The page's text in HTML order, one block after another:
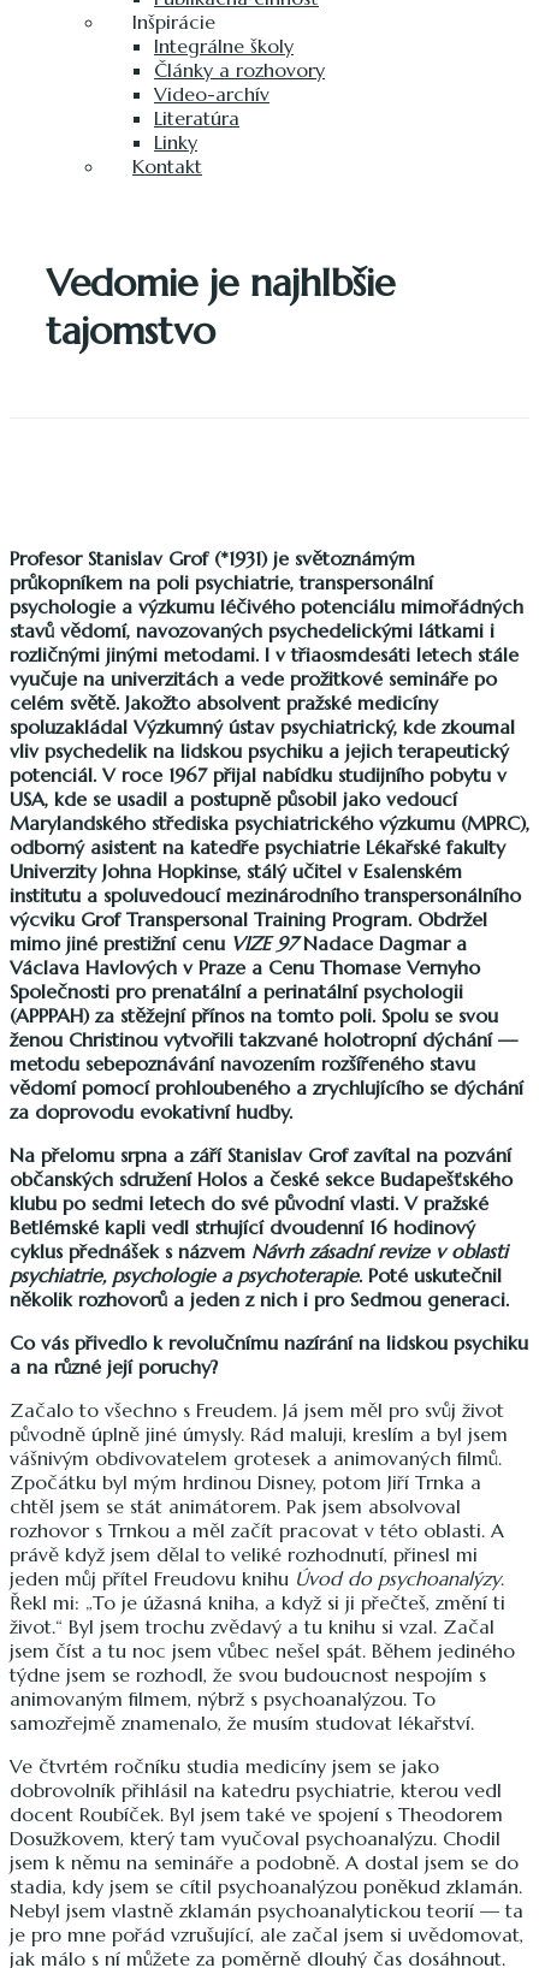
Inšpirácie
Integrálne školy
Články a rozhovory
Video-archív
Literatúra
Linky
Kontakt
Vedomie je najhlbšie
tajomstvo
Profesor Stanislav Grof (*1931) je světoznámým
průkopníkem na poli psychiatrie, transpersonální
psychologie a výzkumu léčivého potenciálu mimořádných
stavů vědomí, navozovaných psychedelickými látkami i
rozličnými jinými metodami. I v třiaosmdesáti letech stále
vyučuje na univerzitách a vede prožitkové semináře po
celém světě. Jakožto absolvent pražské medicíny
spoluzakládal Výzkumný ústav psychiatrický, kde zkoumal
vliv psychedelik na lidskou psychiku a jejich terapeutický
potenciál. V roce 1967 přijal nabídku studijního pobytu v
USA, kde se usadil a postupně působil jako vedoucí
Marylandského střediska psychiatrického výzkumu (MPRC),
odborný asistent na katedře psychiatrie Lékařské fakulty
Univerzity Johna Hopkinse, stálý učitel v Esalenském
institutu a spoluvedoucí mezinárodního transpersonálního
výcviku Grof Transpersonal Training Program. Obdržel
mimo jiné prestižní cenu VIZE 97Nadace Dagmar a
Václava Havlových v Praze a Cenu Thomase Vernyho
Společnosti pro prenatální a perinatální psychologii
(APPPAH) za stěžejní přínos na tomto poli. Spolu se svou
ženou Christinou vytvořili takzvané holotropní dýchání —
metodu sebepoznávání navozením rozšířeného stavu
vědomí pomocí prohloubeného a zrychlujícího se dýchání
za doprovodu evokativní hudby.
Na přelomu srpna a září Stanislav Grof zavítal na pozvání
občanských sdružení Holos a české sekce Budapešťského
klubu po sedmi letech do své původní vlasti. V pražské
Betlémské kapli vedl strhující dvoudenní 16 hodinový
cyklus přednášek s názvem Návrh zásadní revize v oblasti
psychiatrie, psychologie a psychoterapie. Poté uskutečnil
několik rozhovorů a jeden z nich i pro Sedmou generaci.
Co vás přivedlo k revolučnímu nazírání na lidskou psychiku
a na různé její poruchy?
Začalo to všechno s Freudem. Já jsem měl pro svůj život
původně úplně jiné úmysly. Rád maluji, kreslím a byl jsem
vášnivým obdivovatelem grotesek a animovaných filmů.
Zpočátku byl mým hrdinou Disney, potom Jiří Trnka a
chtěl jsem se stát animátorem. Pak jsem absolvoval
rozhovor s Trnkou a měl začít pracovat v této oblasti. A
právě když jsem dělal to veliké rozhodnutí, přinesl mi
jeden můj přítel Freudovu knihu Úvod do psychoanalýzy.
Řekl mi: „To je úžasná kniha, a když si ji přečteš, změní ti
život.“ Byl jsem trochu zvědavý a tu knihu si vzal. Začal
jsem číst a tu noc jsem vůbec nešel spát. Během jediného
týdne jsem se rozhodl, že svou budoucnost nespojím s
animovaným filmem, nýbrž s psychoanalýzou. To
samozřejmě znamenalo, že musím studovat lékařství.
Ve čtvrtém ročníku studia medicíny jsem se jako
dobrovolník přihlásil na katedru psychiatrie, kterou vedl
docent Roubíček. Byl jsem také ve spojení s Theodorem
Dosužkovem, který tam vyučoval psychoanalýzu. Chodil
jsem k němu na semináře a podobně. A dostal jsem se do
stadia, kdy jsem se cítil psychoanalýzou poněkud zklamán.
Nebyl jsem vlastně zklamán psychoanalytickou teorií — ta
je pro mne pořád vzrušující, ale začal jsem si uvědomovat,
jak málo s ní můžete za poměrně dlouhý čas dosáhnout.